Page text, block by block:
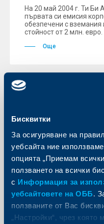
Бисквитки
За осигуряване на
уебсайта ние
опцията „Приемам
ползването на всички
с Информация за
уебсайтовете на ОББ.
ползваните от Вас
„Настройки“, чрез която
На 20 май 2004 г. Ти Би
първата си емисия
обезпечени с вземания
стойност от 2 млн. евро.
Още
общ
заем
Дойче банк, Лондон и
качеството си на
и Агенти по
първоначалната фаза
за Райфайзенбанк
милиона евро.